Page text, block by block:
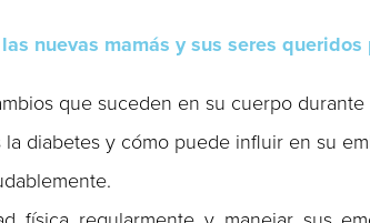
las nuevas mamás y sus seres queridos
que suceden en su cuerpo durante
diabetes y cómo puede influir en su